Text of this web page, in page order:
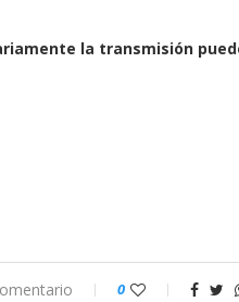
la transmisión
0